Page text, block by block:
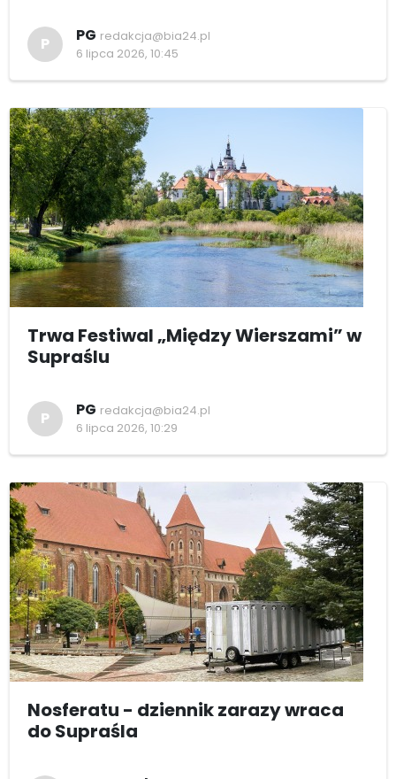
P PG redakcja@bia24.pl
6 lipca 2026, 10:45
Trwa Festiwal „Między Wierszami” w
Supraślu
P PG redakcja@bia24.pl
6 lipca 2026, 10:29
Nosferatu - dziennik zarazy wraca
do Supraśla